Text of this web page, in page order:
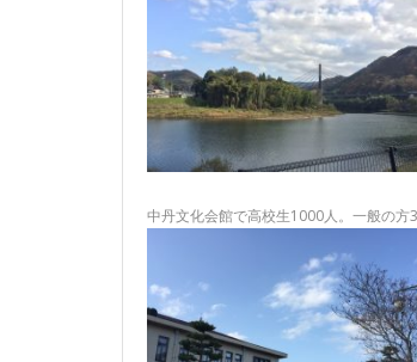
中丹文化会館で高校生1000人。一般の方